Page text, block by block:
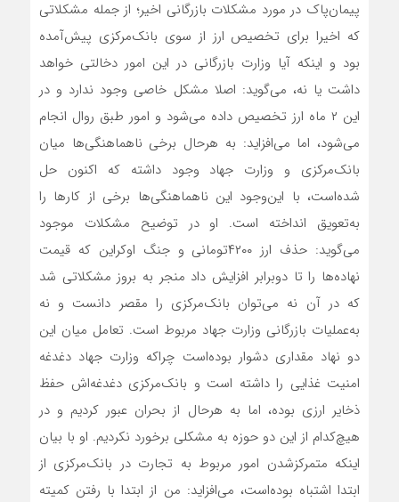
پیمان‌‌‌‌‌پاک در مورد مشکلات بازرگانی اخیر؛ از جمله مشکلاتی
که اخیرا برای تخصیص ارز از سوی بانک‌مرکزی پیش‌آمده
بود و اینکه آیا وزارت بازرگانی در این امور دخالتی خواهد
داشت یا نه، می‌گوید: اصلا مشکل خاصی وجود ندارد و در
این ۲ ماه ارز تخصیص داده می‌شود و امور طبق روال انجام
می‌شود، اما می‌افزاید: به هرحال برخی ناهماهنگی‌‌‌‌‌ها میان
بانک‌مرکزی و وزارت جهاد وجود داشته که اکنون حل
شده‌است، با این‌وجود این ناهماهنگی‌‌‌‌‌ها برخی از کارها را
به‌تعویق انداخته است. او در توضیح مشکلات موجود
می‌گوید: حذف ارز ۴۲۰۰‌تومانی و جنگ اوکراین که قیمت
نهاده‌‌‌‌‌ها را تا دو‌برابر افزایش داد منجر به بروز مشکلاتی شد
که در آن نه می‌توان بانک‌مرکزی را مقصر دانست و نه
به‌عملیات بازرگانی وزارت جهاد مربوط است. تعامل میان این
دو نهاد مقداری دشوار بوده‌است چراکه وزارت جهاد دغدغه
امنیت غذایی را داشته است و بانک‌مرکزی دغدغه‌‌‌‌‌اش حفظ
ذخایر ارزی بوده، اما به هرحال از بحران عبور کردیم و در
هیچ‌کدام از این دو حوزه به مشکلی برخورد نکردیم. او با بیان
اینکه متمرکز‌شدن امور مربوط به تجارت در بانک‌مرکزی از
ابتدا اشتباه بوده‌است، می‌افزاید: من از ابتدا با رفتن کمیته